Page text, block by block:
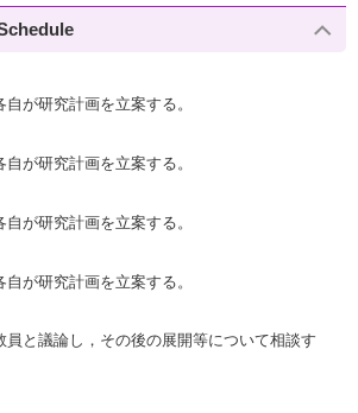
が研究計画を立案する。
が研究計画を立案する。
が研究計画を立案する。
が研究計画を立案する。
員と議論し，その後の展開等について相談す